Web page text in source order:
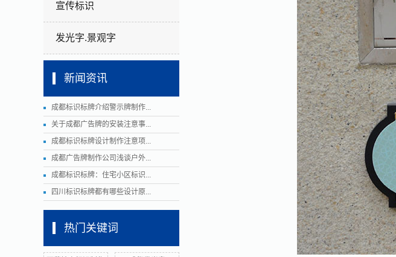
宣传标识
发光字.景观字
新闻资讯
成都标识标牌介绍警示牌制作...
关于成都广告牌的安装注意事...
成都标识标牌设计制作注意项...
成都广告牌制作公司浅谈户外...
成都标识标牌：住宅小区标识...
四川标识标牌都有哪些设计原...
热门关键词